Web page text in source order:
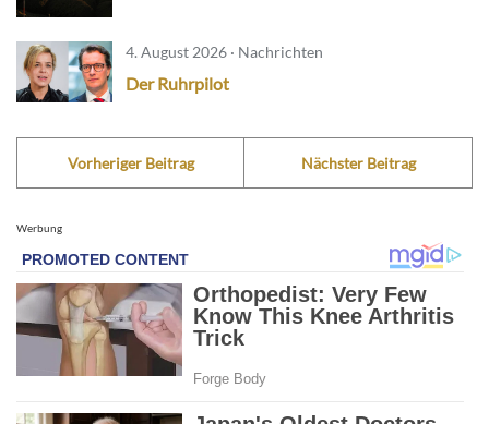
4. August 2026 · Nachrichten
Der Ruhrpilot
Vorheriger Beitrag Nächster Beitrag
Werbung